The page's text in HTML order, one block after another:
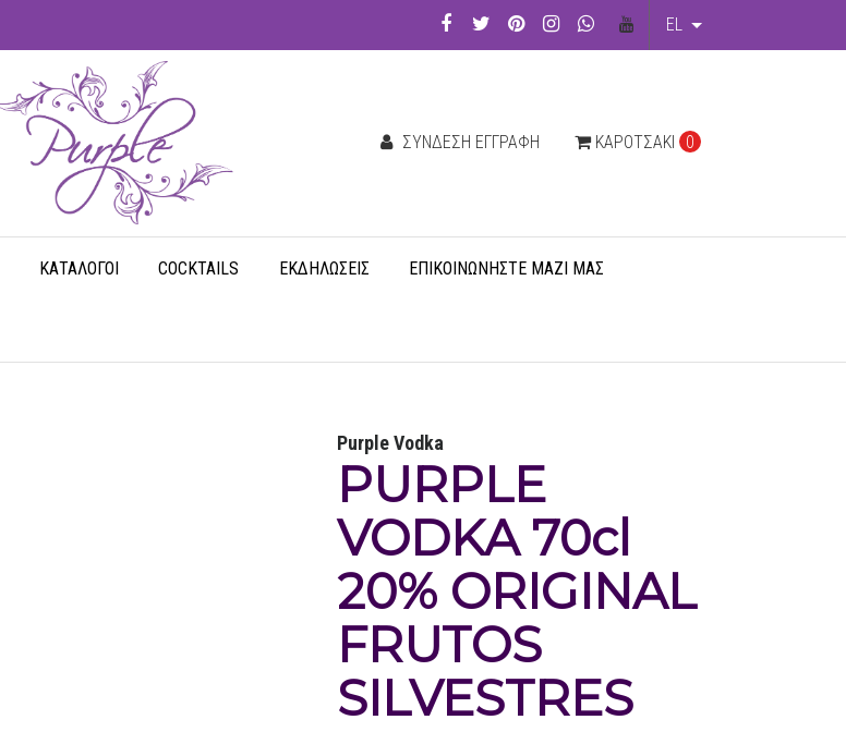
EL
ΚΑΡΟΤΣΆΚΙ 0
ΣΎΝΔΕΣΗ ΕΓΓΡΑΦΉ
ΚΑΤΆΛΟΓΟΙ COCKTAILS ΕΚΔΗΛΏΣΕΙΣ ΕΠΙΚΟΙΝΩΝΉΣΤΕ ΜΑΖΊ ΜΑΣ
Purple Vodka
PURPLE
VODKA 70cl
20% ORIGINAL
FRUTOS
SILVESTRES